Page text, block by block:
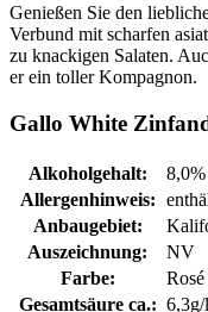
Genießen Sie den
Verbund mit scharfen
zu knackigen Salaten.
er ein toller Kompagnon.
Gallo White
Alkoholgehalt:
Allergenhinweis:
Anbaugebiet:
Auszeichnung:
NV
Farbe:
Rosé
Gesamtsäure ca.: 6,3g/l